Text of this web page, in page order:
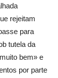
rejeitam
para
tutela da
bem» e
por parte